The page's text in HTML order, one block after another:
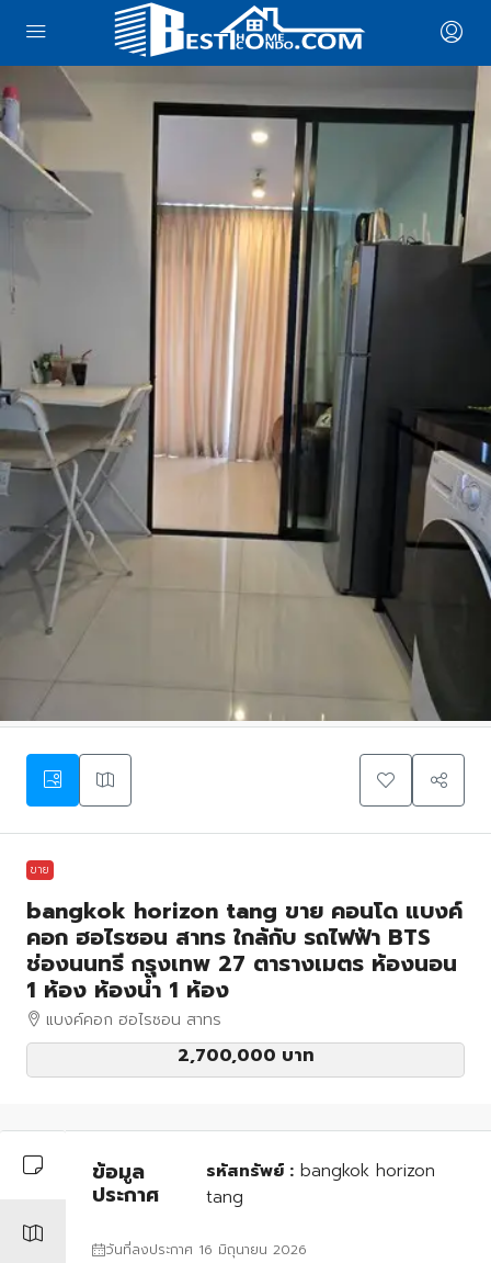
ขาย
bangkok horizon tang ขาย คอนโด แบงค์
คอก ฮอไรซอน สาทร ใกล้กับ รถไฟฟ้า BTS
ช่องนนทรี กรุงเทพ 27 ตารางเมตร ห้องนอน
1 ห้อง ห้องน้ำ 1 ห้อง
แบงค์คอก ฮอไรซอน สาทร
2,700,000 บาท
ข้อมูล
ประกาศ
รหัสทรัพย์ :bangkok horizon
tang
วันที่ลงประกาศ 16 มิถุนายน 2026